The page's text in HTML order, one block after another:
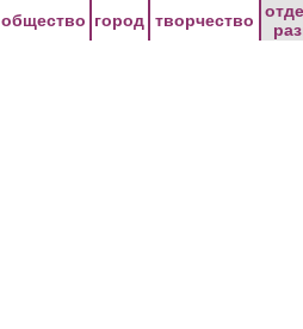
общество город творчество